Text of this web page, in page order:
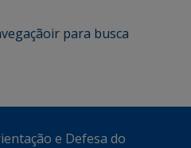
ir para busca
e Defesa do